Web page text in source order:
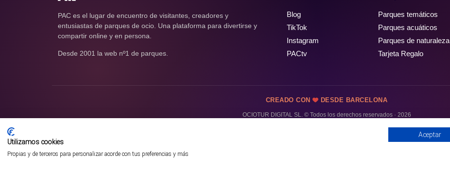
PAC es el lugar de encuentro de visitantes, creadores y
entusiastas de parques de ocio. Una plataforma para divertirse y
compartir online y en persona.
Desde 2001 la web nº1 de parques.
Blog
TikTok
Instagram
PACtv
Parques temáticos
Parques acuáticos
Parques de naturaleza
Tarjeta Regalo
CREADO CON DESDE BARCELONA
OCIOTUR DIGITAL SL. © Todos los derechos reservados · 2026
Utilizamos cookies
Propias y de terceros para personalizar acorde con tus preferencias y más
Aceptar